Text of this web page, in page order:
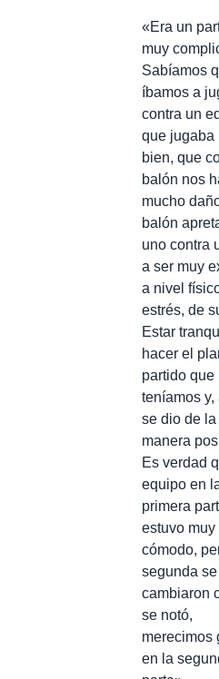
«Era un
muy
Sabíamos
íbamos a
contra un
que jugaba
bien, que
balón nos
mucho
balón
uno contra
a ser muy
a nivel
estrés, de
Estar
hacer el
partido que
teníamos y,
se dio de
manera
Es verdad
equipo en
primera
estuvo muy
cómodo,
segunda se
cambiaron
se notó,
merecimos
en la